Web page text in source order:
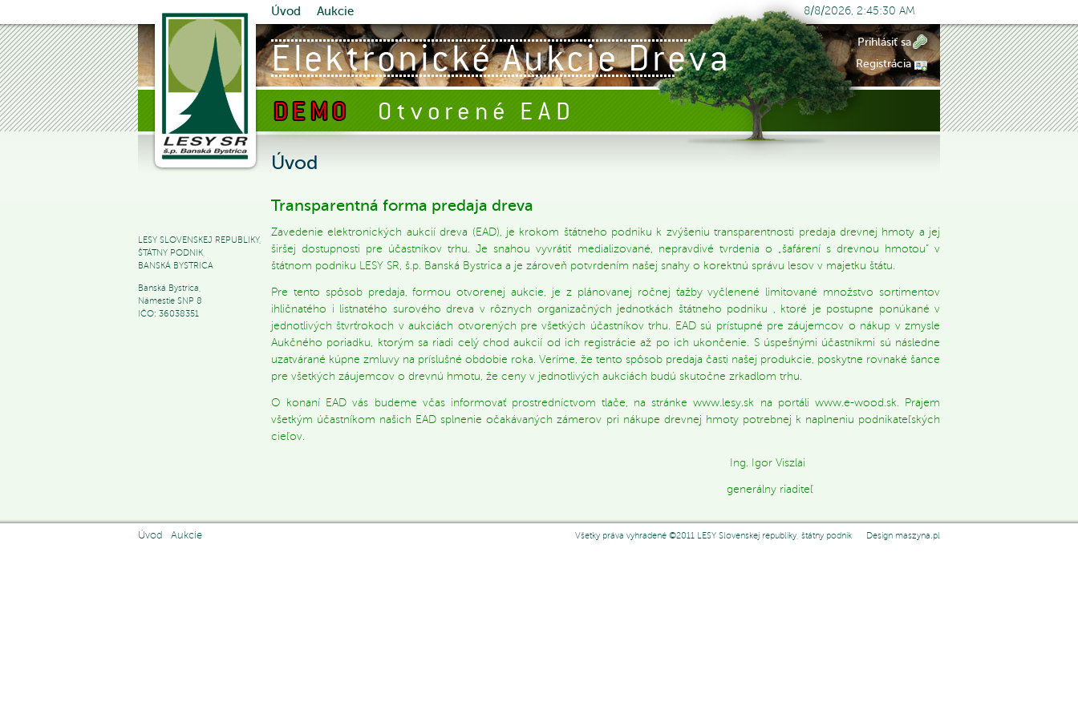
Úvod Aukcie
Prihlásiť sa
Registrácia
8/8/2026, 2:45:30 AM
Úvod
Transparentná forma predaja dreva
Zavedenie elektronických aukcií dreva (EAD), je krokom štátneho podniku k zvýšeniu transparentnosti predaja drevnej hmoty a jej
širšej dostupnosti pre účastníkov trhu. Je snahou vyvrátiť medializované, nepravdivé tvrdenia o „šafárení s drevnou hmotou“ v
štátnom podniku LESY SR, š.p. Banská Bystrica a je zároveň potvrdením našej snahy o korektnú správu lesov v majetku štátu.
Pre tento spôsob predaja, formou otvorenej aukcie, je z plánovanej ročnej ťažby vyčlenené limitované množstvo sortimentov
ihličnatého i listnatého surového dreva v rôznych organizačných jednotkách štátneho podniku , ktoré je postupne ponúkané v
jednotlivých štvrťrokoch v aukciách otvorených pre všetkých účastníkov trhu. EAD sú prístupné pre záujemcov o nákup v zmysle
Aukčného poriadku, ktorým sa riadi celý chod aukcií od ich registrácie až po ich ukončenie. S úspešnými účastníkmi sú následne
uzatvárané kúpne zmluvy na príslušné obdobie roka. Veríme, že tento spôsob predaja časti našej produkcie, poskytne rovnaké šance
pre všetkých záujemcov o drevnú hmotu, že ceny v jednotlivých aukciách budú skutočne zrkadlom trhu.
O konaní EAD vás budeme včas informovať prostredníctvom tlače, na stránke www.lesy.sk na portáli www.e-wood.sk. Prajem
všetkým účastníkom našich EAD splnenie očakávaných zámerov pri nákupe drevnej hmoty potrebnej k naplneniu podnikateľských
cieľov.
Ing. Igor Viszlai
generálny riaditeľ
LESY SLOVENSKEJ REPUBLIKY,
ŠTÁTNY PODNIK,
BANSKÁ BYSTRICA
Banská Bystrica,
Námestie SNP 8
IČO: 36038351
Úvod Aukcie Všetky práva vyhradené ©2011 LESY Slovenskej republiky, štátny podnik Design maszyna.pl